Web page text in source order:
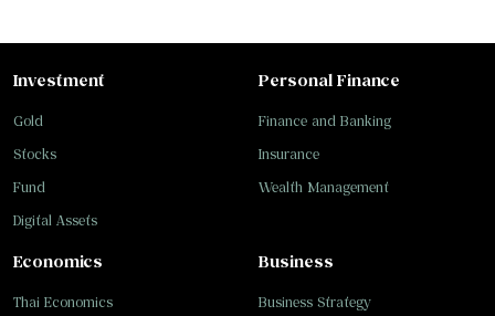
Investment
Gold
Stocks
Fund
Digital Assets
Personal Finance
Finance and Banking
Insurance
Wealth Management
Business
Business Strategy
Economics
Thai Economics